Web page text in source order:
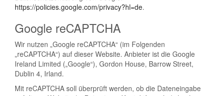
https://policies.google.com/privacy?hl=de.
Google reCAPTCHA
Wir nutzen „Google reCAPTCHA“ (im Folgenden
„reCAPTCHA“) auf dieser Website. Anbieter ist die Google
Ireland Limited („Google“), Gordon House, Barrow Street,
Dublin 4, Irland.
Mit reCAPTCHA soll überprüft werden, ob die Dateneingabe